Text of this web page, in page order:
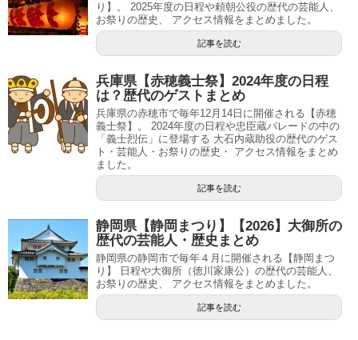
り】。 2025年度の日程や頼朝公役の歴代の芸能人、
お祭りの歴史、 アクセス情報をまとめました。
記事を読む
兵庫県【赤穂義士祭】2024年度の日程
は？歴代のゲストまとめ
兵庫県の赤穂市で毎年12月14日に開催される【赤穂
義士祭】。 2024年度の日程や忠臣蔵パレードの中の
「義士烈伝」に登場する 大石内蔵助役の歴代のゲス
ト・芸能人・お祭りの歴史・ アクセス情報をまとめ
ました。
記事を読む
静岡県【静岡まつり】【2026】大御所の
歴代の芸能人・歴史まとめ
静岡県の静岡市で毎年４月に開催される【静岡まつ
り】 日程や大御所（徳川家康公）の歴代の芸能人、
お祭りの歴史、 アクセス情報をまとめました。
記事を読む